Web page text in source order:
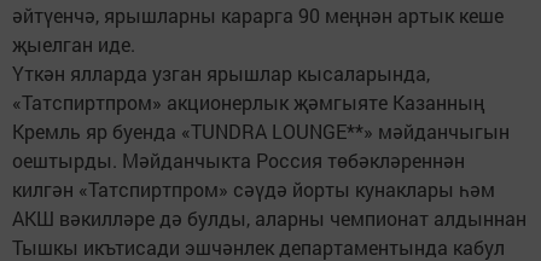
әйтүенчә, ярышларны карарга 90 меңнән артык кеше
җыелган иде.
Үткән ялларда узган ярышлар кысаларында,
«Татспиртпром» акционерлык җәмгыяте Казанның
Кремль яр буенда «TUNDRA LOUNGE**» мәйданчыгын
оештырды. Мәйданчыкта Россия төбәкләреннән
килгән «Татспиртпром» сәүдә йорты кунаклары һәм
АКШ вәкилләре дә булды, аларны чемпионат алдыннан
Тышкы икътисади эшчәнлек департаментында кабул